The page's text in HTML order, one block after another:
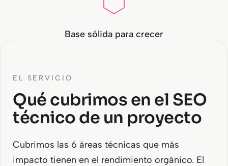
Base sólida para crecer
EL SERVICIO
Qué cubrimos en el SEO
técnico de un proyecto
Cubrimos las 6 áreas técnicas que más
impacto tienen en el rendimiento orgánico. El